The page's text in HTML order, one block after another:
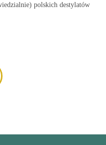
polskich destylatów